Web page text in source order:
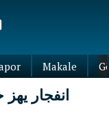
Makale
انفجار